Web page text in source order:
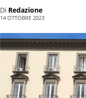
Di Redazione
14 OTTOBRE 2023